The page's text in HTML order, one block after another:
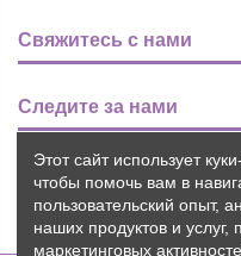
Свяжитесь с нами
Следите за нами
Новости
Этот сайт использует
чтобы помочь вам в
пользовательский опыт,
наших продуктов и услуг,
маркетинговых